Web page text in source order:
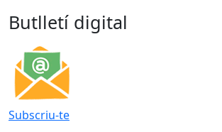
Butlletí digital
Subscriu-te